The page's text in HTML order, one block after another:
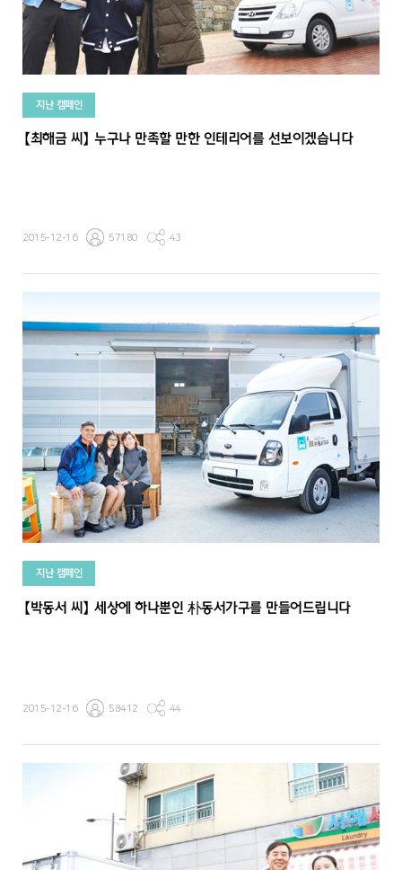
지난 캠페인
【최해금 씨】 누구나 만족할 만한 인테리어를 선보이겠습니다
2015-12-16 57180 43
지난 캠페인
【박동서 씨】 세상에 하나뿐인 朴동서가구를 만들어드립니다
2015-12-16 58412 44